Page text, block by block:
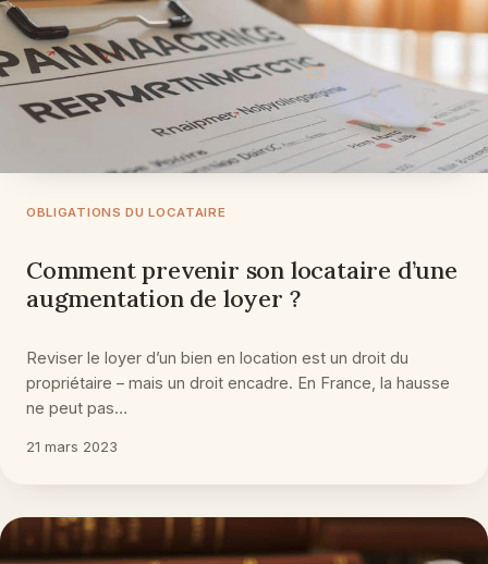
OBLIGATIONS DU LOCATAIRE
Comment prevenir son locataire d’une
augmentation de loyer ?
Reviser le loyer d’un bien en location est un droit du
propriétaire – mais un droit encadre. En France, la hausse
ne peut pas…
21 mars 2023